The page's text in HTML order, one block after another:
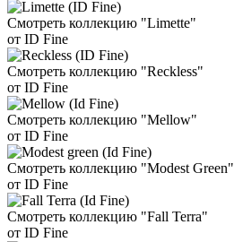
Смотреть коллекцию "Limette"
от ID Fine
Смотреть коллекцию "Reckless"
от ID Fine
Смотреть коллекцию "Mellow"
от ID Fine
Смотреть коллекцию "Modest Green"
от ID Fine
Смотреть коллекцию "Fall Terra"
от ID Fine